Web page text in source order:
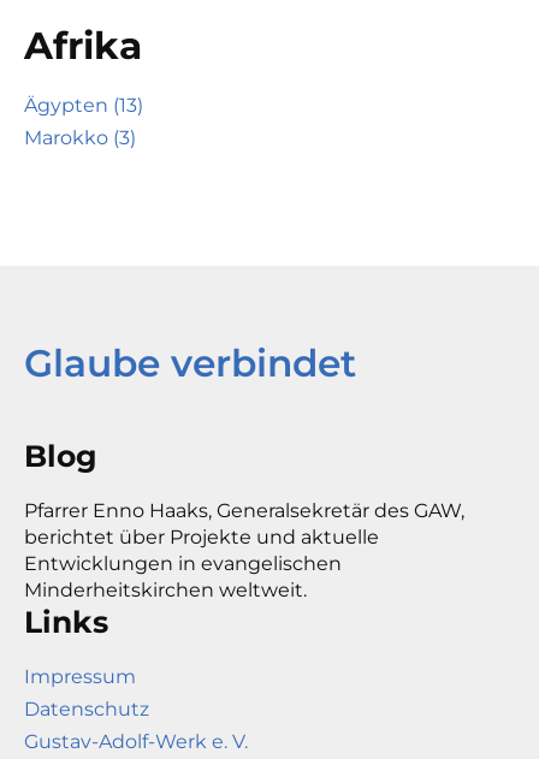
Afrika
Ägypten (13)
Marokko (3)
Glaube verbindet
Blog
Pfarrer Enno Haaks, Generalsekretär des GAW,
berichtet über Projekte und aktuelle
Entwicklungen in evangelischen
Minderheitskirchen weltweit.
Links
Impressum
Datenschutz
Gustav-Adolf-Werk e. V.